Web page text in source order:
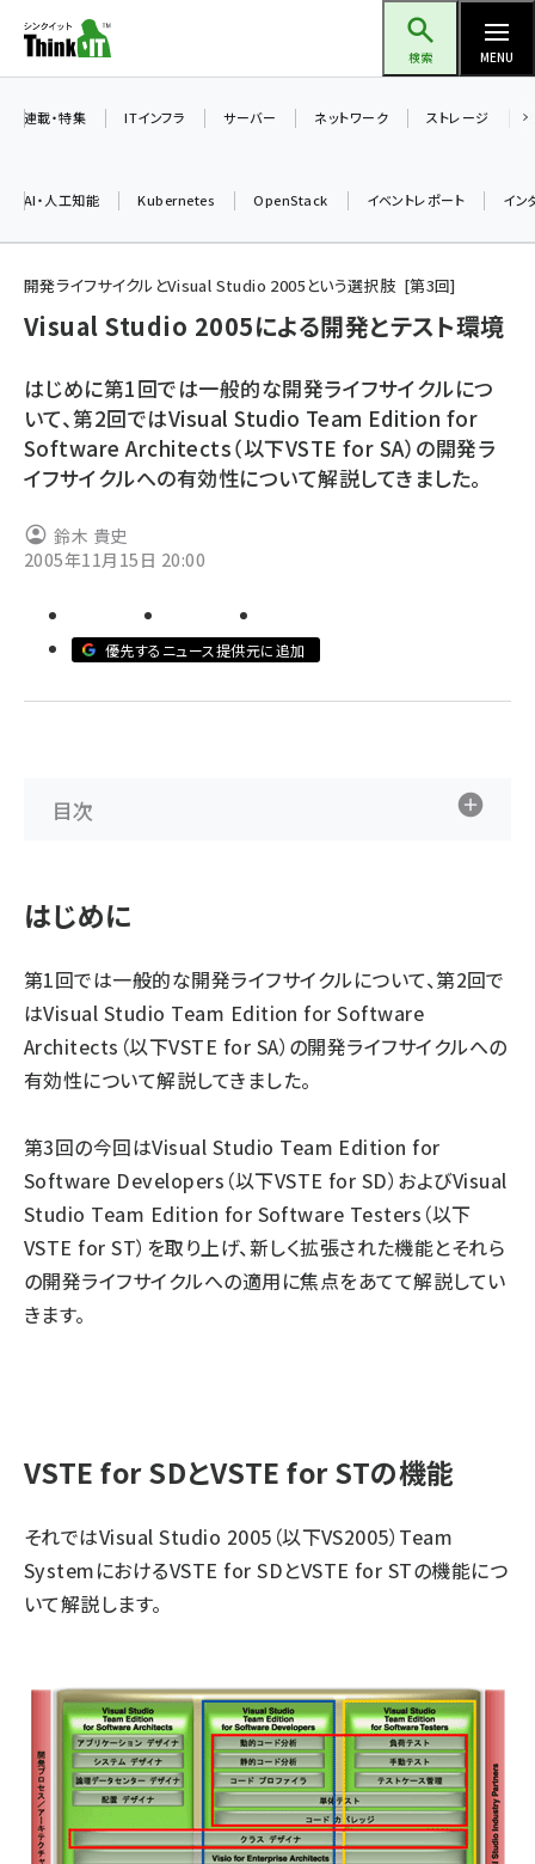
ン
ツ
検索 MENU
加藤銘のチーム貢献～仲間と築いた勝利の絆～ (2325)
北海道をのんびり旅する晴山佳須夫のヒント集！ (2047)
drupal (1963)
genai (1492)
abc123 (1367)
連載・特集 ITインフラ サーバー ネットワーク ストレージ
AI・人工知能 Kubernetes OpenStack イベントレポート イン
開発ライフサイクルとVisual Studio 2005という選択肢 第3回
Visual Studio 2005による開発とテスト環境
はじめに第1回では一般的な開発ライフサイクルにつ
いて、第2回ではVisual Studio Team Edition for
Software Architects（以下VSTE for SA）の開発ラ
イフサイクルへの有効性について解説してきました。
鈴木 貴史
2005年11月15日 20:00
優先するニュース提供元に追加
目次
はじめに
第1回では一般的な開発ライフサイクルについて、第2回で
はVisual Studio Team Edition for Software
Architects（以下VSTE for SA）の開発ライフサイクルへの
有効性について解説してきました。
第3回の今回はVisual Studio Team Edition for
Software Developers（以下VSTE for SD）およびVisual
Studio Team Edition for Software Testers（以下
VSTE for ST）を取り上げ、新しく拡張された機能とそれら
の開発ライフサイクルへの適用に焦点をあてて解説してい
きます。
VSTE for SDとVSTE for STの機能
それではVisual Studio 2005（以下VS2005）Team
SystemにおけるVSTE for SDとVSTE for STの機能につ
いて解説します。